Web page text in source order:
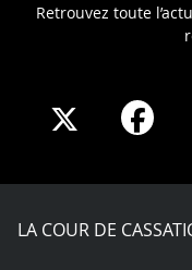
Retrouvez toute
Share
X
LA COUR DE